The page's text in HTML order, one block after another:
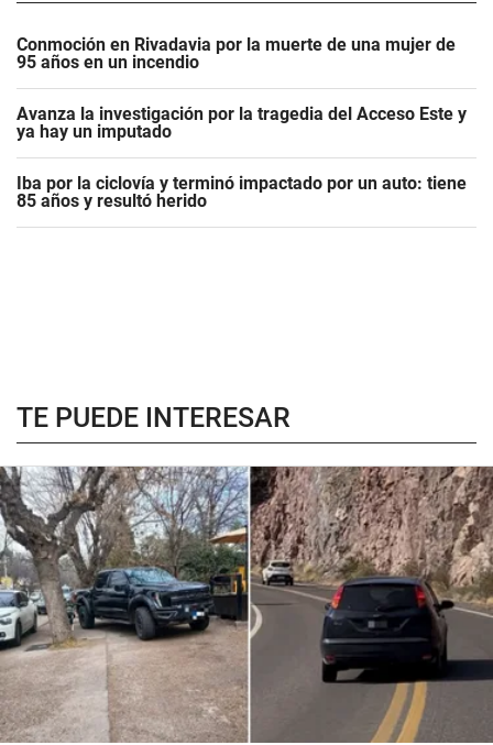
Conmoción en Rivadavia por la muerte de una mujer de
95 años en un incendio
Avanza la investigación por la tragedia del Acceso Este y
ya hay un imputado
Iba por la ciclovía y terminó impactado por un auto: tiene
85 años y resultó herido
TE PUEDE INTERESAR